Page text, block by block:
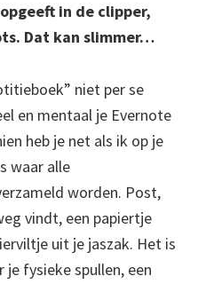
in de clipper,
Dat kan slimmer…
niet per se
en mentaal je Evernote
heb je net als ik op je
waar alle
worden. Post,
vindt, een papiertje
uit je jaszak. Het is
fysieke spullen, een